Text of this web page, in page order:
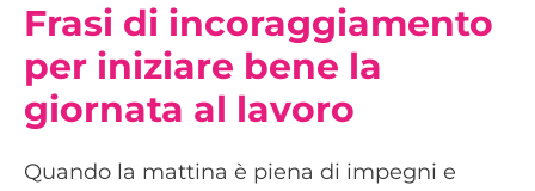
Frasi di incoraggiamento
per iniziare bene la
giornata al lavoro
Quando la mattina è piena di impegni e